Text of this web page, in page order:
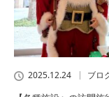
2025.12.24 ブロ